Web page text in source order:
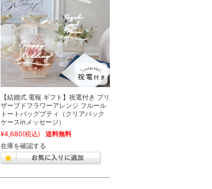
【結婚式 電報 ギフト】祝電付き プリ
ザーブドフラワーアレンジ フルール
トートバッグプティ（クリアバック
ケースinメッセージ）
¥4,680(税込)
送料無料
在庫を確認する